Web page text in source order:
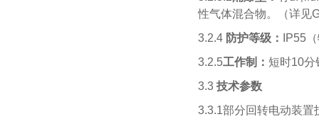
性气体混合物。（详见
3.2.4防护等级：
IP55
3.2.5工作制： 短时10分
3.3技术参数
3.3.1部分回转电动装置